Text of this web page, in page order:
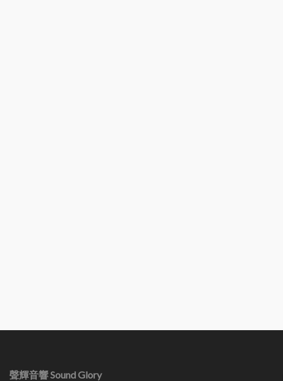
聲輝音響 Sound Glory